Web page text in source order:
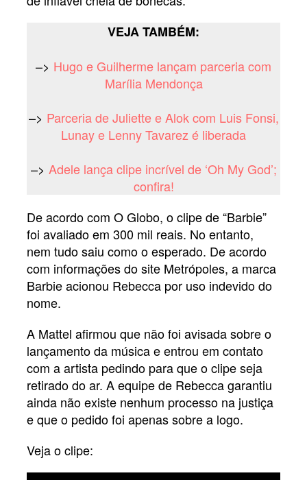
VEJA TAMBÉM:
–> Hugo e Guilherme lançam parceria com
Marília Mendonça
–> Parceria de Juliette e Alok com Luis Fonsi,
Lunay e Lenny Tavarez é liberada
–> Adele lança clipe incrível de ‘Oh My God’;
confira!
De acordo com O Globo, o clipe de “Barbie”
foi avaliado em 300 mil reais. No entanto,
nem tudo saiu como o esperado. De acordo
com informações do site Metrópoles, a marca
Barbie acionou Rebecca por uso indevido do
nome.
A Mattel afirmou que não foi avisada sobre o
lançamento da música e entrou em contato
com a artista pedindo para que o clipe seja
retirado do ar. A equipe de Rebecca garantiu
ainda não existe nenhum processo na justiça
e que o pedido foi apenas sobre a logo.
Veja o clipe: